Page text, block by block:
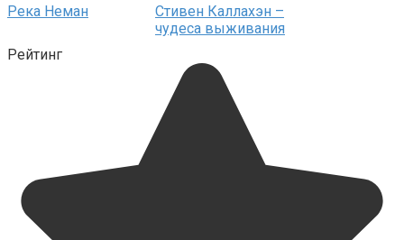
Река Неман
Стивен Каллахэн –
чудеса выживания
Рейтинг